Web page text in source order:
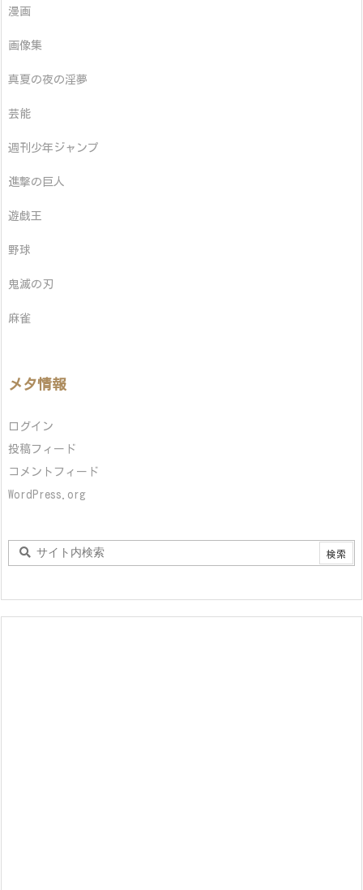
漫画
画像集
真夏の夜の淫夢
芸能
週刊少年ジャンプ
進撃の巨人
遊戯王
野球
鬼滅の刃
麻雀
メタ情報
ログイン
投稿フィード
コメントフィード
WordPress.org